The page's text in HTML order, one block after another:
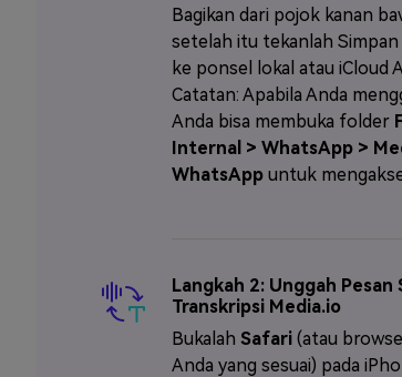
Bagikan dari pojok kanan
setelah itu tekanlah
ke ponsel lokal atau iCloud
Catatan: Apabila Anda
Anda bisa membuka folder
Internal > WhatsApp >
WhatsApp untuk
Langkah 2: Unggah
Transkripsi Media.io
Bukalah Safari (atau
Anda yang sesuai) pada